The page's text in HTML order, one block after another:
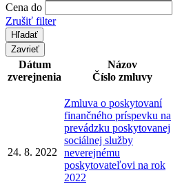
Cena do
Zrušiť filter
Zavrieť
Dátum
zverejnenia
Názov
Číslo zmluvy
24. 8. 2022
Zmluva o poskytovaní
finančného príspevku na
prevádzku poskytovanej
sociálnej služby
neverejnému
poskytovateľovi na rok
2022